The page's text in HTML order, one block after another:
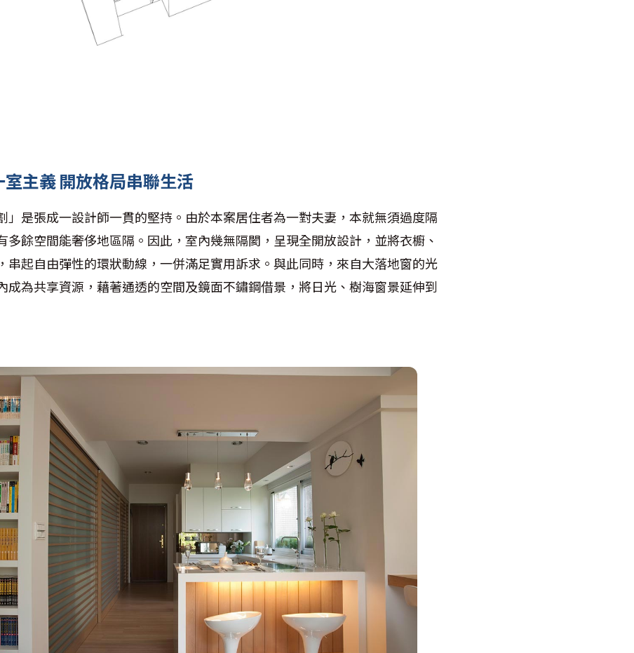
主義 開放格局串聯生活
」是張成一設計師一貫的堅持。由於本案居住者為一對夫妻，本就無須過度隔
多餘空間能奢侈地區隔。因此，室內幾無隔閡，呈現全開放設計，並將衣櫥、
串起自由彈性的環狀動線，一併滿足實用訴求。與此同時，來自大落地窗的光
成為共享資源，藉著通透的空間及鏡面不鏽鋼借景，將日光、樹海窗景延伸到